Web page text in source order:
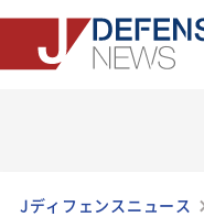
Jディフェンスニュース